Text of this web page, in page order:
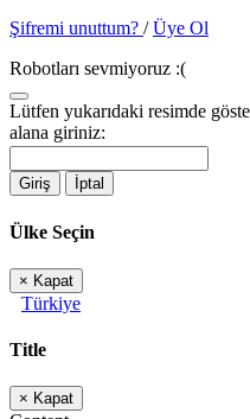
Şifremi unuttum? /Üye Ol
Robotları sevmiyoruz :(
Lütfen yukarıdaki resimde
alana giriniz:
Giriş İptal
Ülke Seçin
× Kapat
Türkiye
Title
× Kapat